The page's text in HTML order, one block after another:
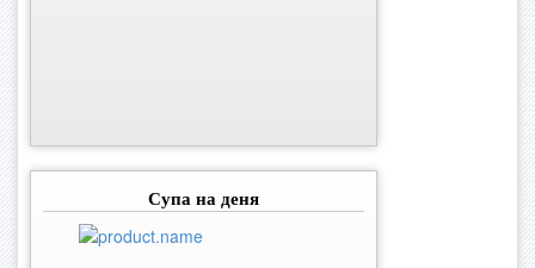
Супа на деня